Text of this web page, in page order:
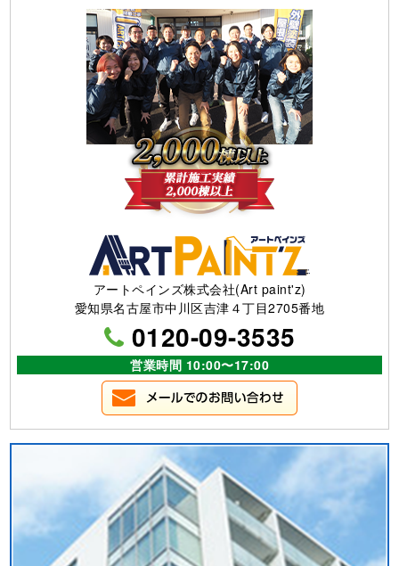
アートペインズ株式会社(Art paint'z)
愛知県名古屋市中川区吉津４丁目2705番地
0120-09-3535
営業時間 10:00〜17:00